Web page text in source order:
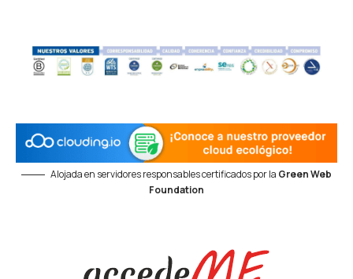
Alojada en servidores responsables certificados por la Green Web
Foundation